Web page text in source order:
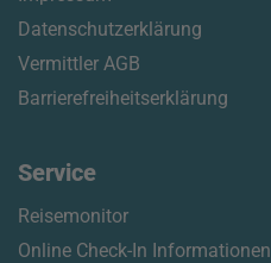
Datenschutzerklärung
Vermittler AGB
Barrierefreiheitserklärung
Service
Reisemonitor
Online Check-In Informationen